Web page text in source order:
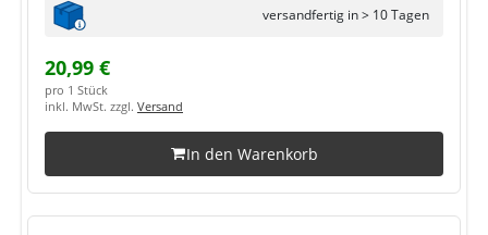
versandfertig in > 10 Tagen
20,99 €
pro 1 Stück
inkl. MwSt. zzgl. Versand
In den Warenkorb